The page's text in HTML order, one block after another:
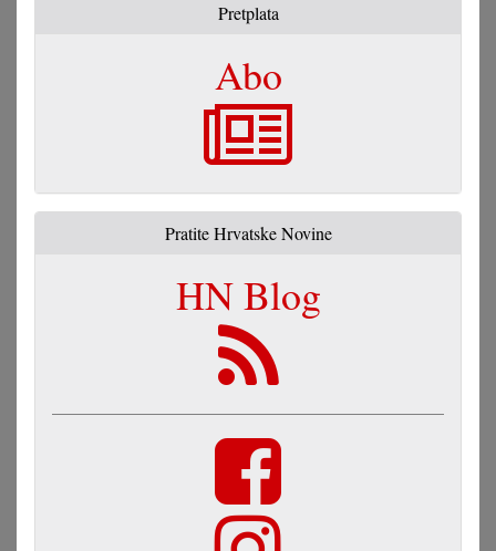
Pretplata
Abo
Pratite Hrvatske Novine
HN Blog